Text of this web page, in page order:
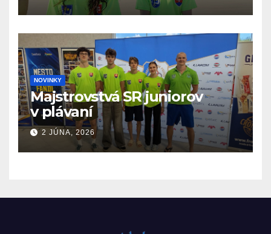
NOVINKY
Majstrovstvá SR juniorov
v plávaní
2 JÚNA, 2026